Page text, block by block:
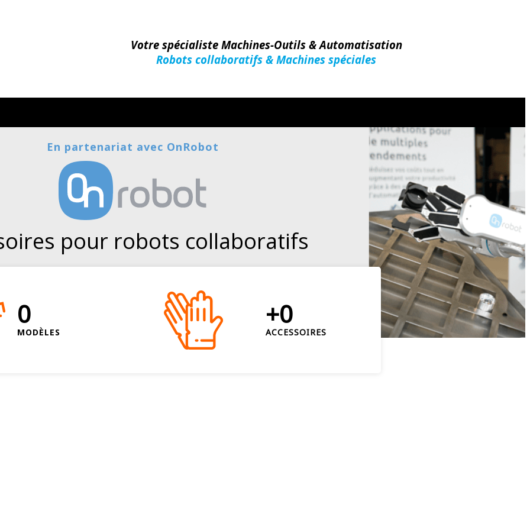
Votre spécialiste Machines-Outils & Automatisation
Robots collaboratifs & Machines spéciales
Machines-Outils
En partenariat avec OnRobot
pour robots collaboratifs
0
MODÈLES
+0
ACCESSOIRES